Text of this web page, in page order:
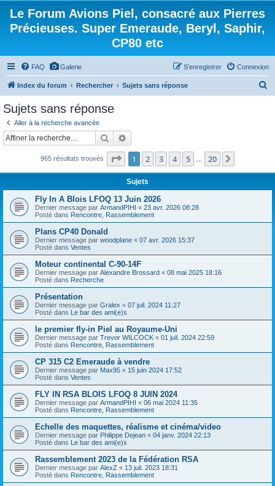
Le Forum Avions Piel, consacré aux Pierres
Précieuses. Super Emeraude, Beryl, Saphir,
CP80 etc
FAQ Galerie Connexion
S’enregistrer
Index du forum Rechercher Sujets sans réponse
c
Sujets sans réponse
Aller à la recherche avancée
Rechercher
965 résultats trouvés Page 1sur20
1 2 3 4 5 20
Sujets
Fly In A Blois LFOQ 13 Juin 2026
Dernier message par ArmandPIHI « 23 avr. 2026 08:28
Posté dans Rencontre, Rassemblement
Plans CP40 Donald
Dernier message par woodplane « 07 avr. 2026 15:37
Posté dans Ventes
Moteur continental C-90-14F
Dernier message par Alexandre Brossard « 08 mai 2025 18:16
Posté dans Recherche
Présentation
Dernier message par Gralex « 07 juil. 2024 11:27
Posté dans Le bar des ami(e)s
le premier fly-in Piel au Royaume-Uni
Dernier message par Trevor WILCOCK « 01 juil. 2024 22:59
Posté dans Rencontre, Rassemblement
CP 315 C2 Emeraude à vendre
Dernier message par Max95 « 15 juin 2024 17:52
Posté dans Ventes
FLY IN RSA BLOIS LFOQ 8 JUIN 2024
Dernier message par ArmandPIHI « 06 mai 2024 11:35
Posté dans Rencontre, Rassemblement
Echelle des maquettes, réalisme et cinéma/video
Dernier message par Philippe Dejean « 04 janv. 2024 22:13
Posté dans Le bar des ami(e)s
Rassemblement 2023 de la Fédération RSA
Dernier message par AlexZ « 13 juil. 2023 18:31
Posté dans Rencontre, Rassemblement